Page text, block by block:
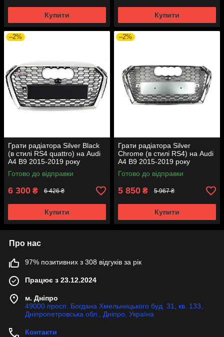
Купити Купити
–2%
Грати радіатора Silver Black
(в стилі RS4 quattro) на Audi
A4 B9 2015-2019 року
Готово до відправки
6 300 ₴ 6 426 ₴
Купити
–2%
Грати радіатора Silver
Chrome (в стилі RS4) на Audi
A4 B9 2015-2019 року
Готово до відправки
5 850 ₴ 5 967 ₴
Купити
Про нас
97% позитивних з 308 відгуків за рік
Працює з 23.12.2024
м. Дніпро
49000 просп. Богдана Хмельницького буд. 31, кв. 133,
Дніпропетровська обл., Дніпро, Україна
Контакти